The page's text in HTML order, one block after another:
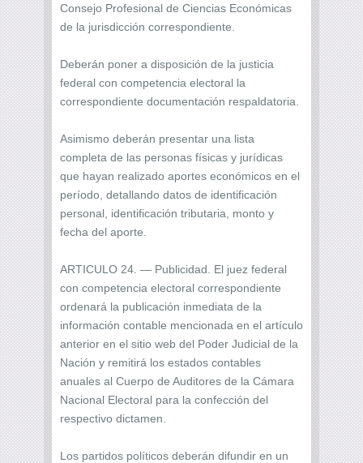
Consejo Profesional de Ciencias Económicas
de la jurisdicción correspondiente.
Deberán poner a disposición de la justicia
federal con competencia electoral la
correspondiente documentación respaldatoria.
Asimismo deberán presentar una lista
completa de las personas físicas y jurídicas
que hayan realizado aportes económicos en el
período, detallando datos de identificación
personal, identificación tributaria, monto y
fecha del aporte.
ARTICULO 24. — Publicidad. El juez federal
con competencia electoral correspondiente
ordenará la publicación inmediata de la
información contable mencionada en el artículo
anterior en el sitio web del Poder Judicial de la
Nación y remitirá los estados contables
anuales al Cuerpo de Auditores de la Cámara
Nacional Electoral para la confección del
respectivo dictamen.
Los partidos políticos deberán difundir en un